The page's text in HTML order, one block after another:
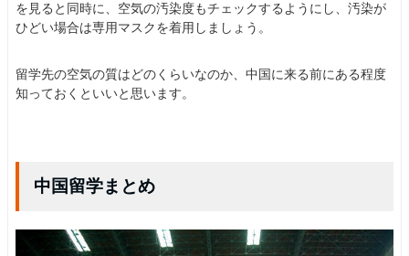
を見ると同時に、空気の汚染度もチェックするようにし、汚染が
ひどい場合は専用マスクを着用しましょう。
留学先の空気の質はどのくらいなのか、中国に来る前にある程度
知っておくといいと思います。
中国留学まとめ